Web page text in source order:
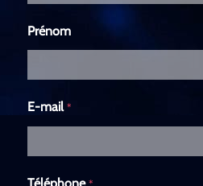
Prénom
E-mail*